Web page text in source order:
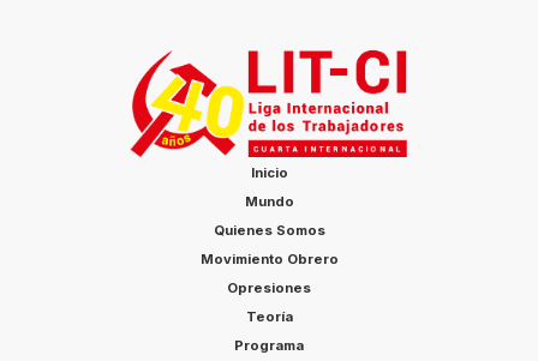
Inicio
Mundo
Quienes Somos
Movimiento Obrero
Opresiones
Teoría
Programa